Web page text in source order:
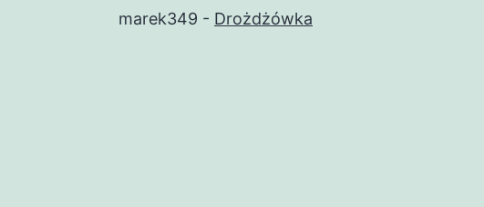
marek349 - Drożdżówka